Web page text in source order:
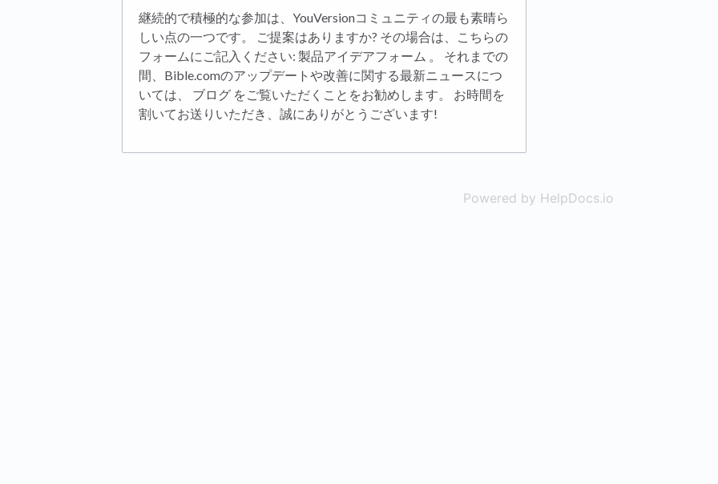
継続的で積極的な参加は、YouVersionコミュニティの最も素晴ら
しい点の一つです。 ご提案はありますか? その場合は、こちらの
フォームにご記入ください: 製品アイデアフォーム 。 それまでの
間、Bible.comのアップデートや改善に関する最新ニュースにつ
いては、 ブログ をご覧いただくことをお勧めします。 お時間を
割いてお送りいただき、誠にありがとうございます!
Powered by HelpDocs.io